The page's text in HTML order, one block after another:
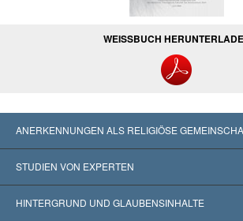
WEISSBUCH
ANERKENNUNGEN ALS RELIGIÖSE
Vereinigte Staaten von Amerika
Weltweite Anerkennungen
STUDIEN VON EXPERTEN
Gutachten nach Kategorie
HINTERGRUND UND GLAUBENSINHALTE